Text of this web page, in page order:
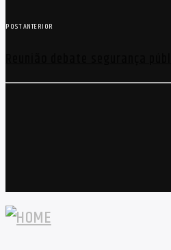
POST ANTERIOR